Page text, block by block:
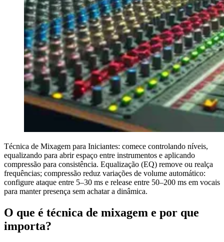
Técnica de Mixagem para Iniciantes: comece controlando níveis,
equalizando para abrir espaço entre instrumentos e aplicando
compressão para consistência. Equalização (EQ) remove ou realça
frequências; compressão reduz variações de volume automático:
configure ataque entre 5–30 ms e release entre 50–200 ms em vocais
para manter presença sem achatar a dinâmica.
O que é técnica de mixagem e por que
importa?